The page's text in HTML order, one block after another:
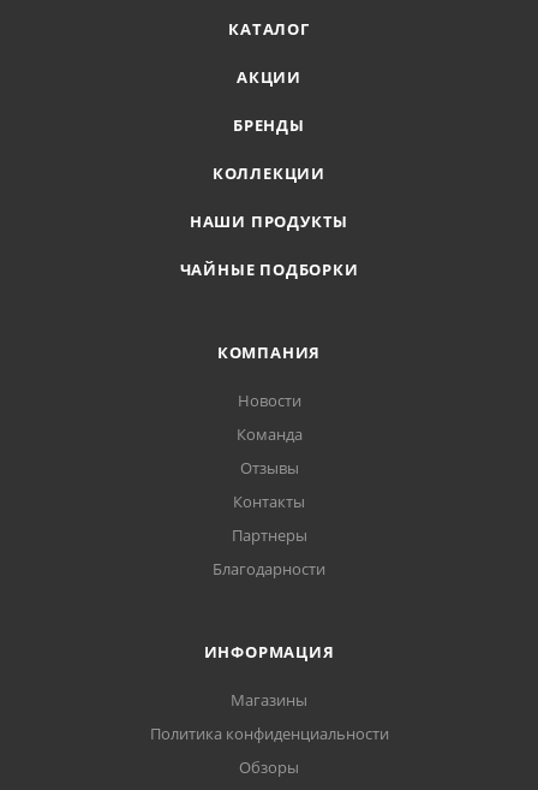
КАТАЛОГ
АКЦИИ
БРЕНДЫ
КОЛЛЕКЦИИ
НАШИ ПРОДУКТЫ
ЧАЙНЫЕ ПОДБОРКИ
КОМПАНИЯ
Новости
Команда
Отзывы
Контакты
Партнеры
Благодарности
ИНФОРМАЦИЯ
Магазины
Политика конфиденциальности
Обзоры